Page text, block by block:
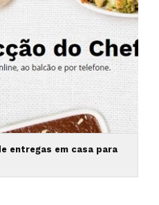
entregas em casa para